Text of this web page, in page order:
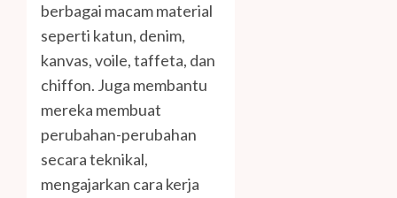
berbagai macam material
seperti katun, denim,
kanvas, voile, taffeta, dan
chiffon. Juga membantu
mereka membuat
perubahan-perubahan
secara teknikal,
mengajarkan cara kerja